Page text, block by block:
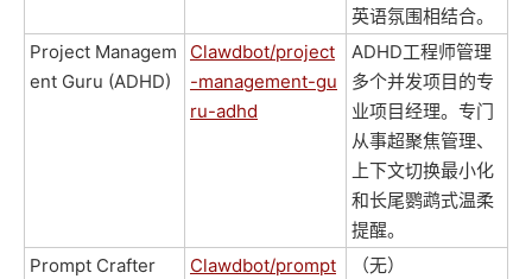
英语氛围相结合。
Project Managem
ent Guru (ADHD)
Clawdbot/project
-management-gu
ru-adhd
ADHD工程师管理
多个并发项目的专
业项目经理。专门
从事超聚焦管理、
上下文切换最小化
和长尾鹦鹉式温柔
提醒。
Prompt Crafter
Clawdbot/prompt
（无）